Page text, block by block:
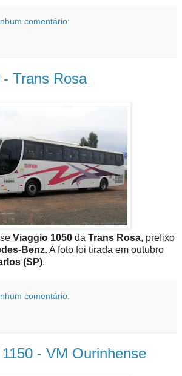
comentário:
Trans Rosa
Viaggio 1050 da Trans Rosa, prefixo
Benz. A foto foi tirada em outubro
(SP).
comentário:
- VM Ourinhense